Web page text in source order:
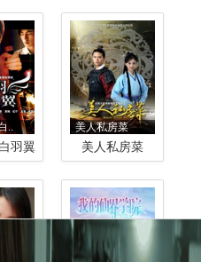
..
羽翼
美人私房菜
美人私房菜